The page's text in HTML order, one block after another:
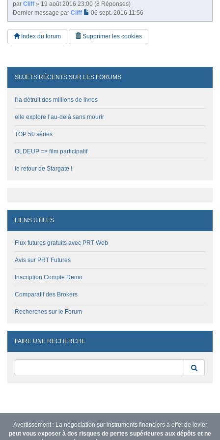
par Cliff » 19 août 2016 23:00 (8 Réponses)
Dernier message par Cliff 06 sept. 2016 11:56
Index du forum Supprimer les cookies
SUJETS RÉCENTS SUR LES FORUMS
l'ia détruit des millions de livres
elle explore l’au-delà sans mourir
TOP 50 séries
OLDEUP => film participatif
le retour de Stargate !
LIENS UTILES
Flux futures gratuits avec PRT Web
Avis sur PRT Futures
Inscription Compte Demo
Comparatif des Brokers
Recherches sur le Forum
FAIRE UNE RECHERCHE
Avertissement : La négociation sur instruments financiers à effet de levier
peut vous exposer à des risques de pertes supérieures aux dépôts et ne